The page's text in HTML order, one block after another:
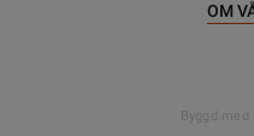
OM
Byggd med